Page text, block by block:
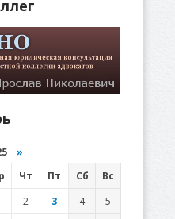
»
Чт Пт Сб
Вс
2 3 4
5